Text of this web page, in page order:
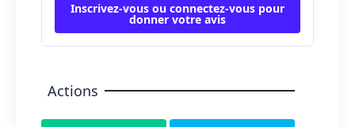
Inscrivez-vous ou connectez-vous pour
donner votre avis
Actions